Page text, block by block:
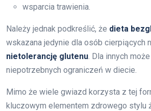
wsparcia trawienia.
Należy jednak podkreślić, że dieta
wskazana jedynie dla osób cierpiących
nietolerancję glutenu . Dla innych
niepotrzebnych ograniczeń w diecie.
Mimo że wiele gwiazd korzysta z tej
kluczowym elementem zdrowego stylu